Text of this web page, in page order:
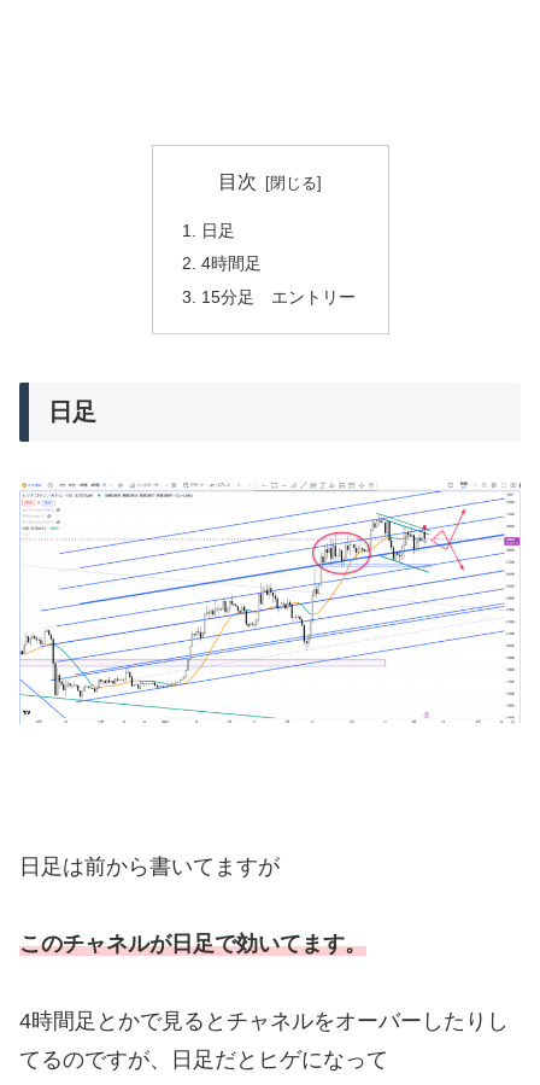
目次
日足
4時間足
15分足 エントリー
日足
日足は前から書いてますが
このチャネルが日足で効いてます。
4時間足とかで見るとチャネルをオーバーしたりし
てるのですが、日足だとヒゲになって